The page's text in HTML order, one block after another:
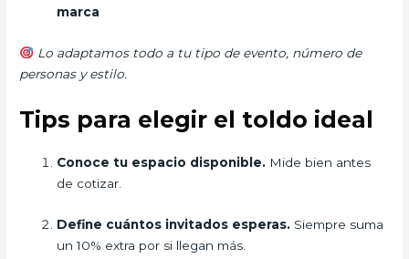
marca
Lo adaptamos todo a tu tipo de evento, número de
personas y estilo.
Tips para elegir el toldo ideal
Conoce tu espacio disponible. Mide bien antes
de cotizar.
Define cuántos invitados esperas. Siempre suma
un 10% extra por si llegan más.